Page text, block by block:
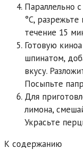
Параллельно
°C,
течение 15
Готовую
шпинатом,
вкусу.
Посыпьте
Для
лимона,
Украсьте
К содержанию